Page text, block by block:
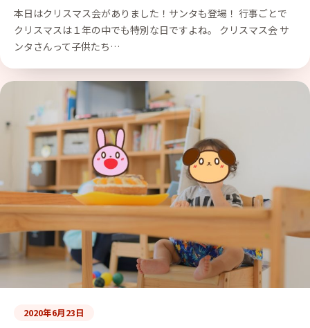
本日はクリスマス会がありました！サンタも登場！ 行事ごとで
クリスマスは１年の中でも特別な日ですよね。 クリスマス会 サ
ンタさんって子供たち…
2020年6月23日